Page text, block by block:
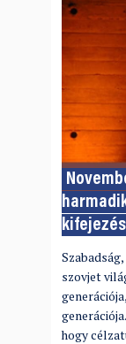
szovjet
hogy